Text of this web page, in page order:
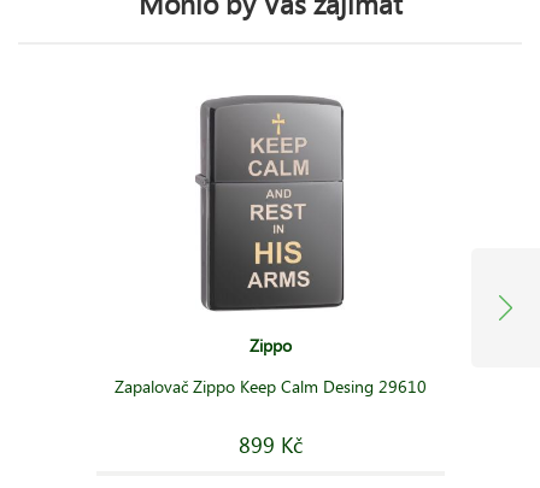
Zippo
Zapalovač Zippo Keep Calm Desing 29610
899 Kč